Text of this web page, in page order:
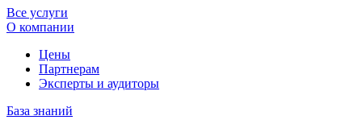
Все услуги
О компании
Цены
Партнерам
Эксперты и аудиторы
База знаний